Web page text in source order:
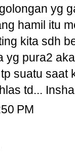
yg
hamil itu
kita sdh
yg pura2
suatu
td...
PM